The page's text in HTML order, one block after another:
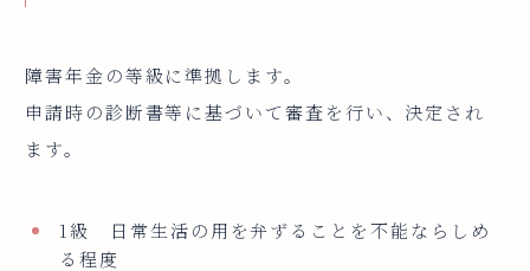
障害年金の等級に準拠します。
申請時の診断書等に基づいて審査を行い、決定され
ます。
1級 日常生活の用を弁ずることを不能ならしめ
る程度